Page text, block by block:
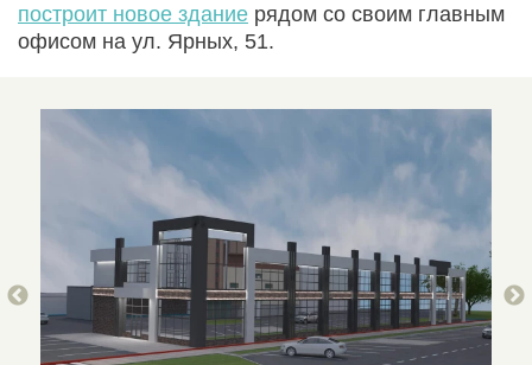
построит новое здание рядом со своим главным
офисом на ул. Ярных, 51.